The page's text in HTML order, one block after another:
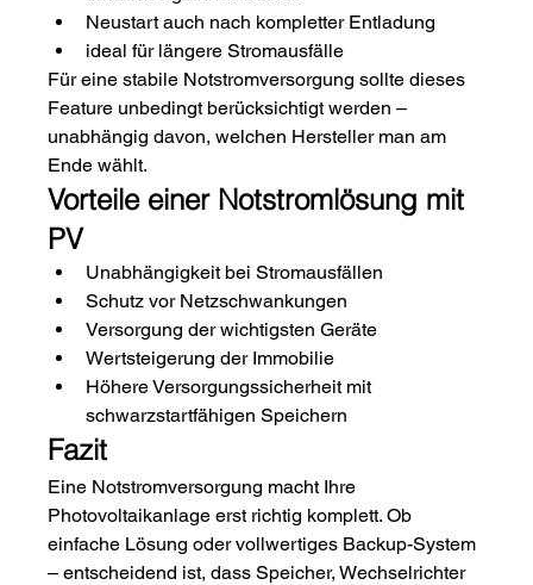
Neustart auch nach kompletter Entladung
ideal für längere Stromausfälle
Für eine stabile Notstromversorgung sollte dieses
Feature unbedingt berücksichtigt werden –
unabhängig davon, welchen Hersteller man am
Ende wählt.
Vorteile einer Notstromlösung mit
PV
Unabhängigkeit bei Stromausfällen
Schutz vor Netzschwankungen
Versorgung der wichtigsten Geräte
Wertsteigerung der Immobilie
Höhere Versorgungssicherheit mit
schwarzstartfähigen Speichern
Fazit
Eine Notstromversorgung macht Ihre
Photovoltaikanlage erst richtig komplett. Ob
einfache Lösung oder vollwertiges Backup-System
– entscheidend ist, dass Speicher, Wechselrichter